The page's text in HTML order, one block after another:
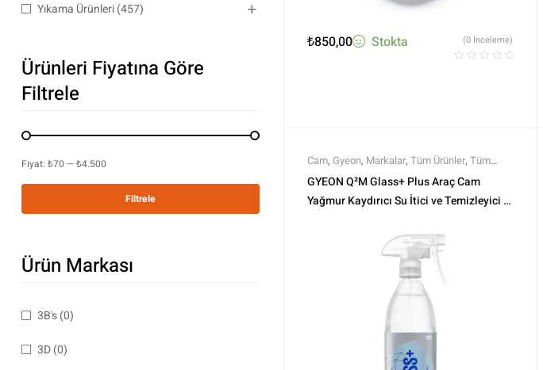
₺850,00 Stokta (0 İnceleme)
Cam, Gyeon, Markalar, Tüm Ürünler, Tüm
Ürünler
GYEON Q²M Glass+ Plus Araç Cam
Yağmur Kaydırıcı Su İtici ve Temizleyici –
Yıkama Ürünleri(457)
Ürünleri Fiyatına Göre
Filtrele
Filtrele
Fiyat: ₺70 —₺4.500
Ürün Markası
3B's(0)
3D(0)